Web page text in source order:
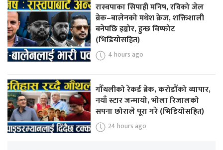
रास्वपाका सिपाही मनिष, रविको जेल
ब्रेक–बालेनको मधेश क्रेज, शक्तिशाली
बनेपछि इग्नोर, हुन्छ विष्फोट
(भिडियोसहित)
4 hours ago
गौँथलीको रेकर्ड ब्रेक, करोडौँको व्यापार,
नयाँ स्टार जन्मायो, भोला रिजालको
सपना छोराले पूरा गरे (भिडियोसहित)
24 hours ago